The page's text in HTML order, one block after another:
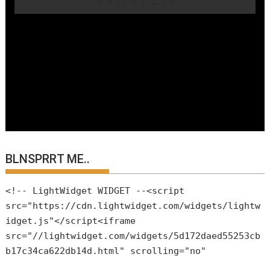
BLNSPRRT ME..
<!-- LightWidget WIDGET --<script
src="https://cdn.lightwidget.com/widgets/lightw
idget.js"</script<iframe
src="//lightwidget.com/widgets/5d172daed55253cb
b17c34ca622db14d.html" scrolling="no"